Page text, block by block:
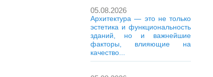
05.08.2026
Архитектура — это не только
эстетика и функциональность
зданий, но и важнейшие
факторы, влияющие на
качество...